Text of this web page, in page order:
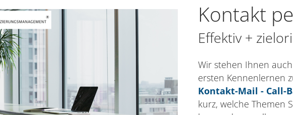
Kontakt
Effektiv +
Wir stehen Ihnen
ersten Kennenlernen
Kontakt-Mail - Call-
kurz, welche Themen